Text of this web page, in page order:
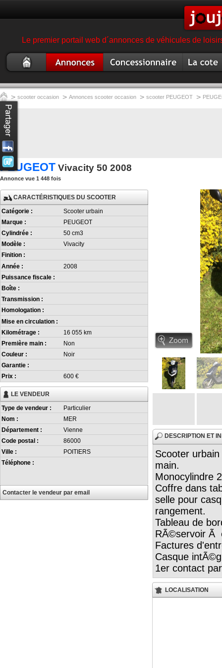
Le premier portail web d´annonces de véhicules de
occasion
scooter
garage magasin
scooter
scooter
> scooter occasion > Annonces scooter occasion > scooter PEUGEOT >
PEUGEOT Vivacity 50 2008
Annonce vue 1 448 fois
CARACTÉRISTIQUES DU SCOOTER
Catégorie :
Scooter urbain
Marque :
PEUGEOT
Cylindrée :
50 cm3
Modèle :
Vivacity
Finition :
Année :
2008
Puissance fiscale :
Boîte :
Transmission :
Homologation :
Mise en circulation :
Kilométrage :
16 055 km
Première main :
Non
Couleur :
Noir
Garantie :
Prix :
600 €
LE VENDEUR
Type de vendeur :
Particulier
Nom :
MER
Département :
Vienne
Code postal :
86000
Ville :
POITIERS
Téléphone :
Contacter le vendeur par email
DESCRIPTION ET
Scooter
main.
Monocylindre
Coffre dans
selle pour
rangement.
Tableau de
RÃ©servoir Ã
Factures
Casque
1er contact
LOCALISATION